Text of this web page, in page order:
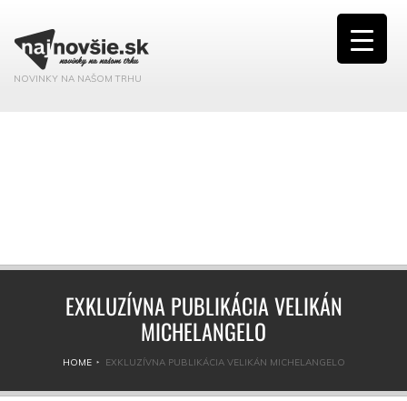
NOVINKY NA NAŠOM TRHU
EXKLUZÍVNA PUBLIKÁCIA VELIKÁN
MICHELANGELO
HOME EXKLUZÍVNA PUBLIKÁCIA VELIKÁN MICHELANGELO